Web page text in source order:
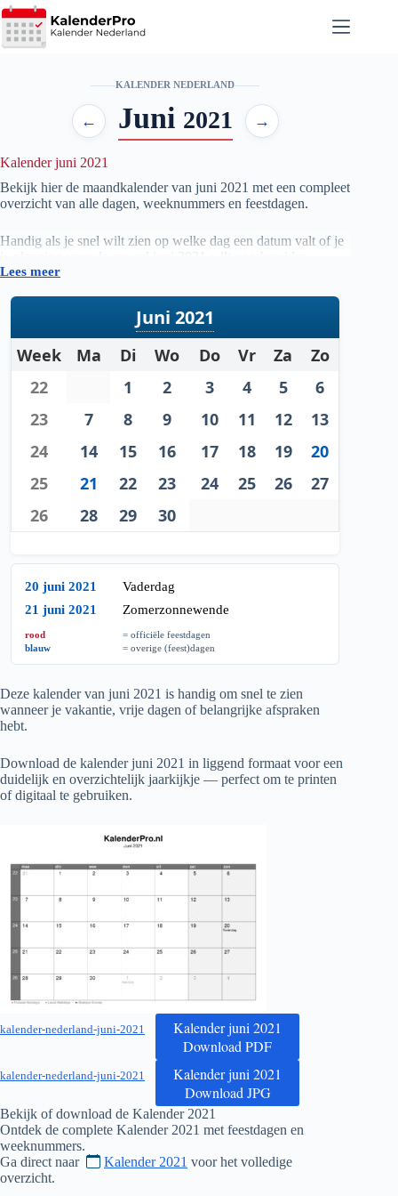
Ga
naar
de
KALENDER NEDERLAND
← Juni 2021 →
Kalender juni 2021
Bekijk hier de maandkalender van juni 2021 met een compleet
overzicht van alle dagen, weeknummers en feestdagen.
Handig als je snel wilt zien op welke dag een datum valt of je
je planning voor de maand juni
wilt voorbereiden.
Lees meer
Juni 2021
Week Ma Di Wo Do Vr Za
Zo
22
1 2 3 4 5
6
23
7 8 9 10 11 12
13
24
14 15 16 17 18 19
20
25
21 22 23 24 25 26
27
26
28 29 30
20 juni 2021
Vaderdag
21 juni 2021
Zomerzonnewende
rood
= officiële feestdagen
blauw
= overige (feest)dagen
Deze kalender van juni 2021 is handig om snel te zien
wanneer je vakantie, vrije dagen of belangrijke afspraken
hebt.
Download de kalender juni 2021 in liggend formaat voor een
duidelijk en overzichtelijk jaarkijkje — perfect om te printen
of digitaal te gebruiken.
kalender-nederland-juni-2021
Kalender juni 2021
Download PDF
kalender-nederland-juni-2021
Kalender juni 2021
Download JPG
Bekijk of download de Kalender 2021
Ontdek de complete Kalender 2021 met feestdagen en
weeknummers.
Ga direct naar
Kalender 2021 voor het volledige
overzicht.